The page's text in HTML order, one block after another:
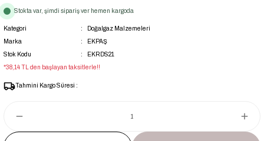
Stokta var, şimdi sipariş ver hemen kargoda
Kategori
Doğalgaz Malzemeleri
Marka
EKPAŞ
Stok Kodu
EKRDS21
*38,14 TL den başlayan taksitlerle!!
Tahmini Kargo Süresi :